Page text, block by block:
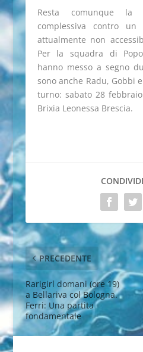
Resta comunque la
complessiva contro
attualmente non
Per la squadra di
hanno messo a segno
sono anche Radu, Gobbi e
turno: sabato 28
Brixia Leonessa Brescia.
PRECEDENTE
Rarigirl domani (ore 19)
a Bellariva col Bologna.
Ferri: Una partita
fondamentale